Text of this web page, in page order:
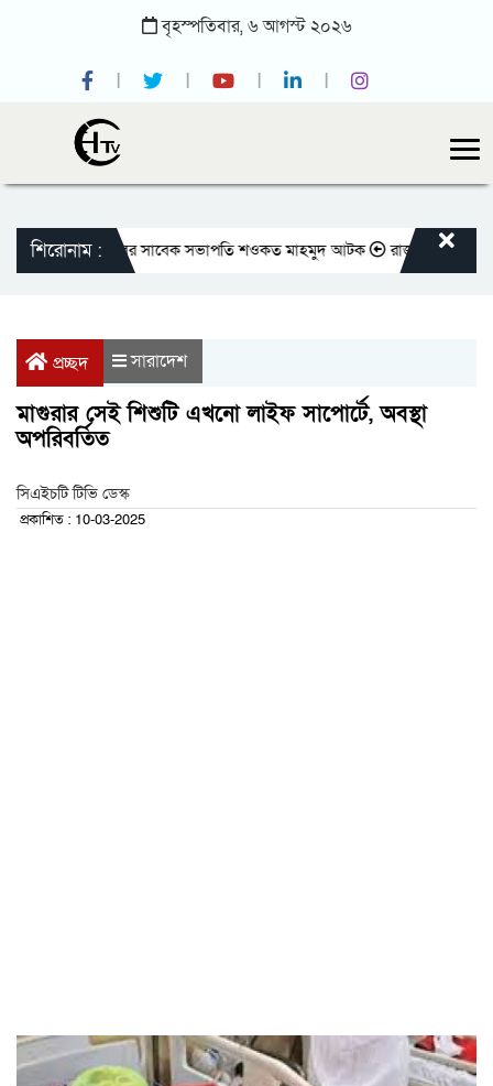
বৃহস্পতিবার,৬আগস্ট ২০২৬
শিরোনাম :
প্রেসক্লাবের সাবেক সভাপতি শওকত মাহমুদ আটক রাজবাড়ীতে বীর
প্রচ্ছদ সারাদেশ
মাগুরার সেই শিশুটি এখনো লাইফ সাপোর্টে, অবস্থা
অপরিবর্তিত
সিএইচটি টিভি ডেস্ক
প্রকাশিত : 10-03-2025